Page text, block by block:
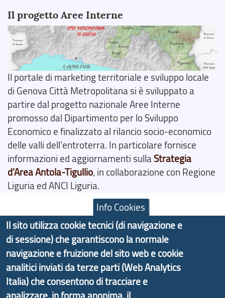
Il progetto Aree Interne
Il portale di marketing territoriale e sviluppo locale
di Genova Città Metropolitana si è sviluppato a
partire dal progetto nazionale Aree Interne
promosso dal Dipartimento per lo Sviluppo
Economico e finalizzato al rilancio socio-economico
delle valli dell’entroterra. In particolare fornisce
informazioni ed aggiornamenti sullaStrategia
d'Area Antola-Tigullio, in collaborazione con Regione
Liguria ed ANCI Liguria.
Copyright © 2017 Città metropolitana di Genova |
CF: 80007350103
Tecnologie e Accessibilità
Info Cookies
Il sito utilizza cookie tecnici (di navigazione e
di sessione) che garantiscono la normale
navigazione e fruizione del sito web e cookie
analitici inviati da terze parti (Web Analytics
Italia) che consentono di tracciare e
analizzare, in forma anonima, il